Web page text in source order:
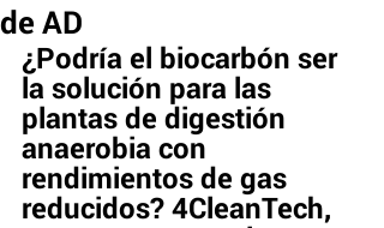
de AD
¿Podría el biocarbón ser
la solución para las
plantas de digestión
anaerobia con
rendimientos de gas
reducidos? 4CleanTech,